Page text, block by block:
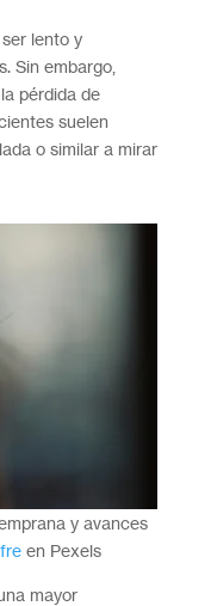
lento y
Sin embargo,
pérdida de
suelen
o similar a mirar
y avances
en Pexels
mayor